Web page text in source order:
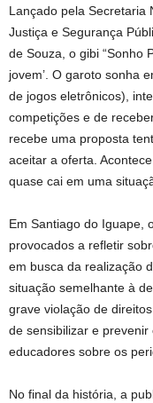
Lançado pela Secretaria
Justiça e Segurança
de Souza, o gibi “Sonho
jovem’. O garoto sonha
de jogos eletrônicos),
competições e de
recebe uma proposta
aceitar a oferta.
quase cai em uma
Em Santiago do Iguape,
provocados a refletir
em busca da realização
situação semelhante à
grave violação de
de sensibilizar e
educadores sobre os
No final da história, a